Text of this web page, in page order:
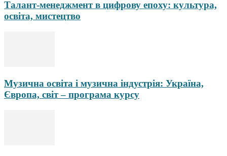
Талант-менеджмент в цифрову епоху: культура,
освіта, мистецтво
Музична освіта і музична індустрія: Україна,
Європа, світ – програма курсу